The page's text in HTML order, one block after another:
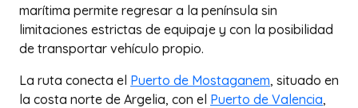
marítima permite regresar a la península sin
limitaciones estrictas de equipaje y con la posibilidad
de transportar vehículo propio.
La ruta conecta el Puerto de Mostaganem, situado en
la costa norte de Argelia, con el Puerto de Valencia,